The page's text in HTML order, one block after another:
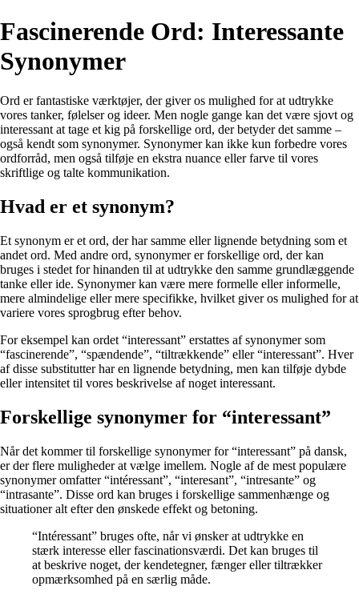
Fascinerende Ord: Interessante
Synonymer
Ord er fantastiske værktøjer, der giver os mulighed for at udtrykke
vores tanker, følelser og ideer. Men nogle gange kan det være sjovt og
interessant at tage et kig på forskellige ord, der betyder det samme –
også kendt som synonymer. Synonymer kan ikke kun forbedre vores
ordforråd, men også tilføje en ekstra nuance eller farve til vores
skriftlige og talte kommunikation.
Hvad er et synonym?
Et synonym er et ord, der har samme eller lignende betydning som et
andet ord. Med andre ord, synonymer er forskellige ord, der kan
bruges i stedet for hinanden til at udtrykke den samme grundlæggende
tanke eller ide. Synonymer kan være mere formelle eller informelle,
mere almindelige eller mere specifikke, hvilket giver os mulighed for at
variere vores sprogbrug efter behov.
For eksempel kan ordet “interessant” erstattes af synonymer som
“fascinerende”, “spændende”, “tiltrækkende” eller “interessant”. Hver
af disse substitutter har en lignende betydning, men kan tilføje dybde
eller intensitet til vores beskrivelse af noget interessant.
Forskellige synonymer for “interessant”
Når det kommer til forskellige synonymer for “interessant” på dansk,
er der flere muligheder at vælge imellem. Nogle af de mest populære
synonymer omfatter “intéressant”, “interesant”, “intresante” og
“intrasante”. Disse ord kan bruges i forskellige sammenhænge og
situationer alt efter den ønskede effekt og betoning.
“Intéressant” bruges ofte, når vi ønsker at udtrykke en
stærk interesse eller fascinationsværdi. Det kan bruges til
at beskrive noget, der kendetegner, fænger eller tiltrækker
opmærksomhed på en særlig måde.